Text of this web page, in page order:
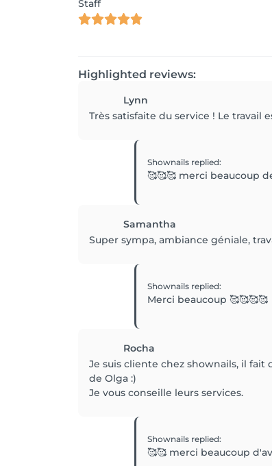
Staff
Highlighted reviews:
Lynn
Très satisfaite du service ! Le travail
Shownails replied:
🥰🥰🥰 merci beaucoup
Samantha
Super sympa, ambiance géniale,
Shownails replied:
Merci beaucoup 🥰🥰🥰🥰
Rocha
Je suis cliente chez shownails, il
de Olga :)
Je vous conseille leurs services.
Shownails replied:
🥰🥰 merci beaucoup